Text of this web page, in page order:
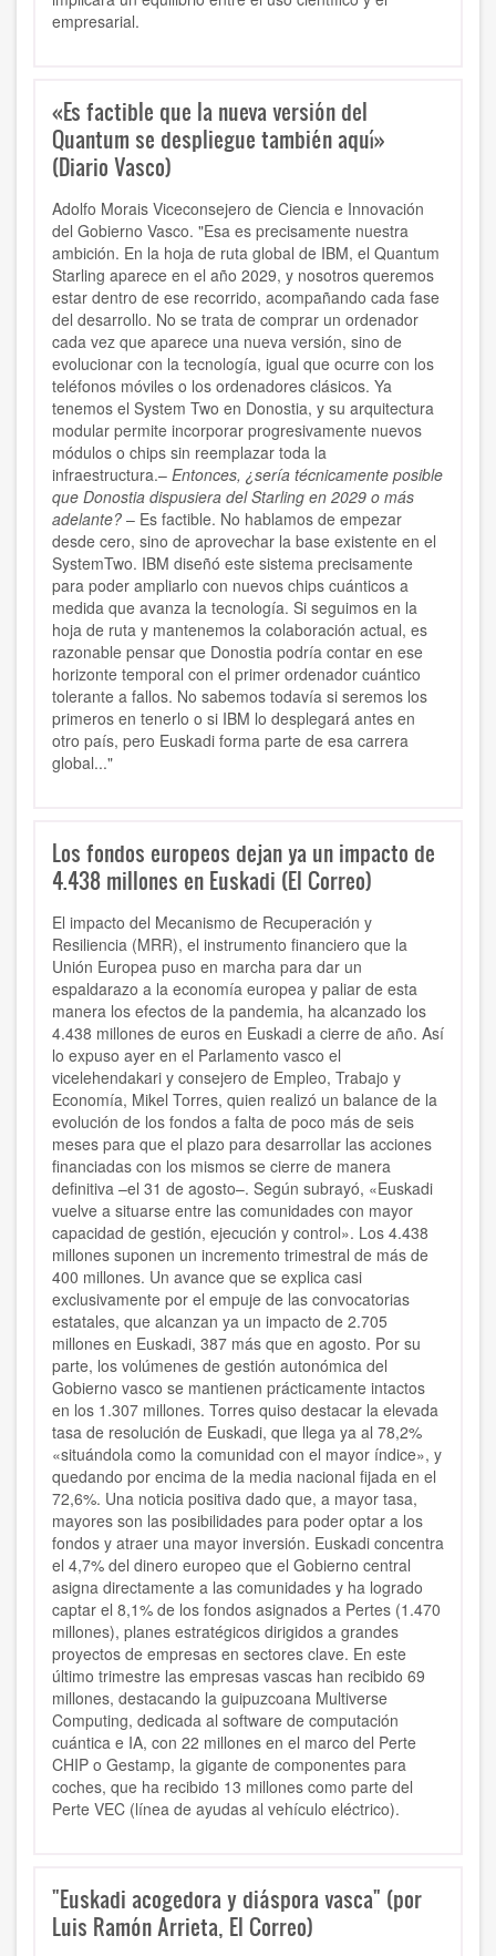
empresarial.
«Es factible que la nueva versión del
Quantum se despliegue también aquí»
(Diario Vasco)
Adolfo Morais Viceconsejero de Ciencia e Innovación
del Gobierno Vasco. "Esa es precisamente nuestra
ambición. En la hoja de ruta global de IBM, el Quantum
Starling aparece en el año 2029, y nosotros queremos
estar dentro de ese recorrido, acompañando cada fase
del desarrollo. No se trata de comprar un ordenador
cada vez que aparece una nueva versión, sino de
evolucionar con la tecnología, igual que ocurre con los
teléfonos móviles o los ordenadores clásicos. Ya
tenemos el System Two en Donostia, y su arquitectura
modular permite incorporar progresivamente nuevos
módulos o chips sin reemplazar toda la
infraestructura.– Entonces, ¿sería técnicamente posible
que Donostia dispusiera del Starling en 2029 o más
adelante? – Es factible. No hablamos de empezar
desde cero, sino de aprovechar la base existente en el
SystemTwo. IBM diseñó este sistema precisamente
para poder ampliarlo con nuevos chips cuánticos a
medida que avanza la tecnología. Si seguimos en la
hoja de ruta y mantenemos la colaboración actual, es
razonable pensar que Donostia podría contar en ese
horizonte temporal con el primer ordenador cuántico
tolerante a fallos. No sabemos todavía si seremos los
primeros en tenerlo o si IBM lo desplegará antes en
otro país, pero Euskadi forma parte de esa carrera
global..."
Los fondos europeos dejan ya un impacto de
4.438 millones en Euskadi (El Correo)
El impacto del Mecanismo de Recuperación y
Resiliencia (MRR), el instrumento financiero que la
Unión Europea puso en marcha para dar un
espaldarazo a la economía europea y paliar de esta
manera los efectos de la pandemia, ha alcanzado los
4.438 millones de euros en Euskadi a cierre de año. Así
lo expuso ayer en el Parlamento vasco el
vicelehendakari y consejero de Empleo, Trabajo y
Economía, Mikel Torres, quien realizó un balance de la
evolución de los fondos a falta de poco más de seis
meses para que el plazo para desarrollar las acciones
financiadas con los mismos se cierre de manera
definitiva –el 31 de agosto–. Según subrayó, «Euskadi
vuelve a situarse entre las comunidades con mayor
capacidad de gestión, ejecución y control». Los 4.438
millones suponen un incremento trimestral de más de
400 millones. Un avance que se explica casi
exclusivamente por el empuje de las convocatorias
estatales, que alcanzan ya un impacto de 2.705
millones en Euskadi, 387 más que en agosto. Por su
parte, los volúmenes de gestión autonómica del
Gobierno vasco se mantienen prácticamente intactos
en los 1.307 millones. Torres quiso destacar la elevada
tasa de resolución de Euskadi, que llega ya al 78,2%
«situándola como la comunidad con el mayor índice», y
quedando por encima de la media nacional fijada en el
72,6%. Una noticia positiva dado que, a mayor tasa,
mayores son las posibilidades para poder optar a los
fondos y atraer una mayor inversión. Euskadi concentra
el 4,7% del dinero europeo que el Gobierno central
asigna directamente a las comunidades y ha logrado
captar el 8,1% de los fondos asignados a Pertes (1.470
millones), planes estratégicos dirigidos a grandes
proyectos de empresas en sectores clave. En este
último trimestre las empresas vascas han recibido 69
millones, destacando la guipuzcoana Multiverse
Computing, dedicada al software de computación
cuántica e IA, con 22 millones en el marco del Perte
CHIP o Gestamp, la gigante de componentes para
coches, que ha recibido 13 millones como parte del
Perte VEC (línea de ayudas al vehículo eléctrico).
"Euskadi acogedora y diáspora vasca" (por
Luis Ramón Arrieta, El Correo)